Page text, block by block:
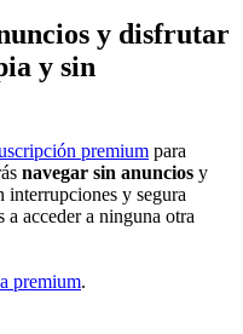
y disfrutar
y sin
premium para
navegar sin anuncios y
interrupciones y segura
a acceder a ninguna otra
premium.